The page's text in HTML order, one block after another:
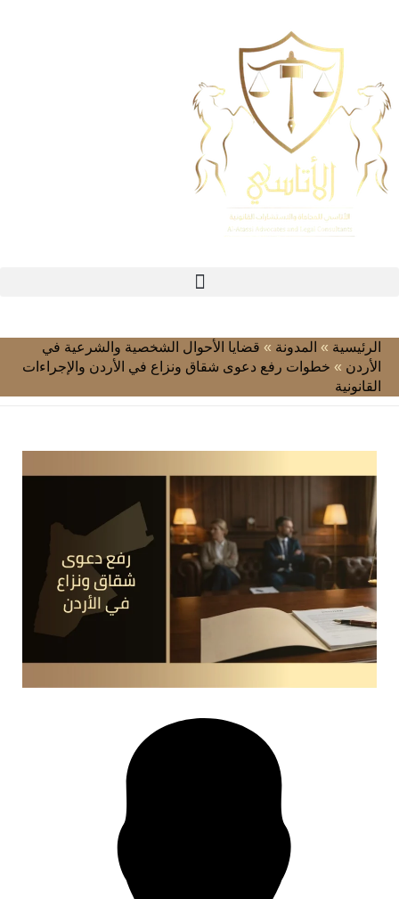
الرئيسية » المدونة » قضايا الأحوال الشخصية والشرعية في
الأردن » خطوات رفع دعوى شقاق ونزاع في الأردن والإجراءات
القانونية